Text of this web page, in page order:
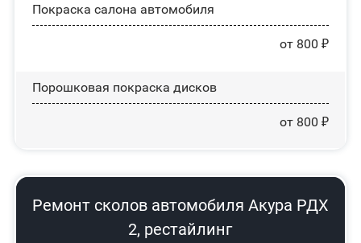
Покраска салона автомобиля
от 800 ₽
Порошковая покраска дисков
от 800 ₽
Ремонт сколов автомобиля Акура РДХ
2, рестайлинг